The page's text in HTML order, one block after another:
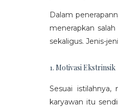
Dalam
menerapkan
sekaligus. Jenis-
1. Motivasi Ekstrinsik
Sesuai
karyawan itu